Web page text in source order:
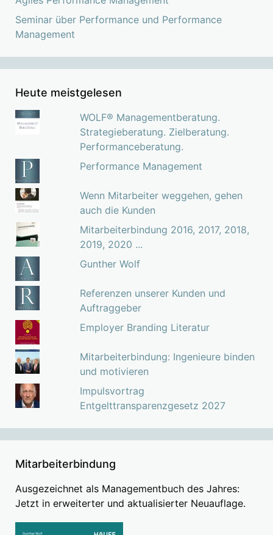
Seminar über Performance und Performance
Management
Heute meistgelesen
WOLF® Managementberatung.
Strategieberatung. Zielberatung.
Performanceberatung.
Performance Management
Wenn Mitarbeiter weggehen, gehen
auch die Kunden
Mitarbeiterbindung 2016, 2017, 2018,
2019, 2020 ...
Gunther Wolf
Referenzen unserer Kunden und
Auftraggeber
Employer Branding Literatur
Mitarbeiterbindung: Ingenieure binden
und motivieren
Impulsvortrag
Entgelttransparenzgesetz 2027
Mitarbeiterbindung
Ausgezeichnet als Managementbuch des Jahres:
Jetzt in erweiterter und aktualisierter Neuauflage.